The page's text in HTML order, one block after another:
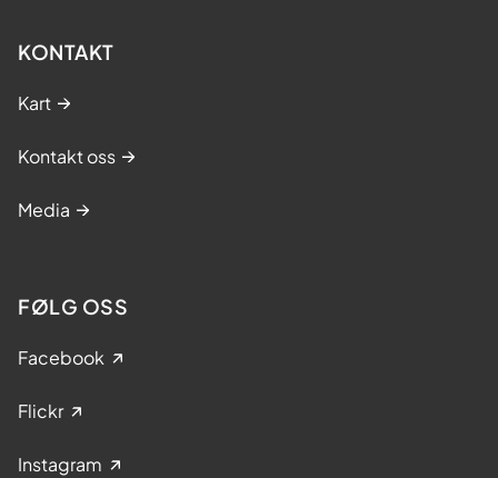
KONTAKT
Kart
Kontakt oss
Media
FØLG OSS
Facebook
Flickr
Instagram